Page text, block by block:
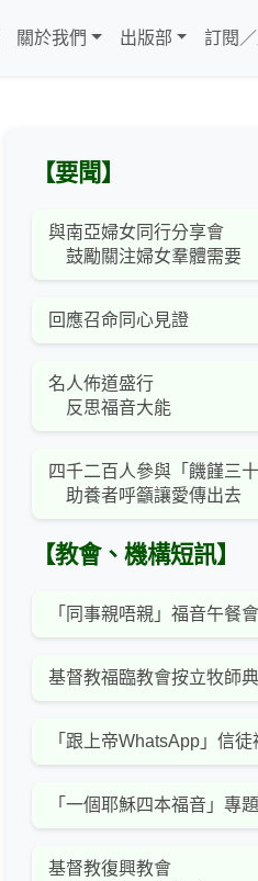
關於我們 出版部 訂閱
【要聞】
與南亞婦女同行分享會
鼓勵關注婦女羣體需要
回應召命同心見證
名人佈道盛行
反思福音大能
四千二百人參與「饑饉三十
助養者呼籲讓愛傳出去
【教會、機構短訊】
「同事親唔親」福音午餐會
基督教福臨教會按立牧師
「跟上帝WhatsApp」信
「一個耶穌四本福音」專
基督教復興教會